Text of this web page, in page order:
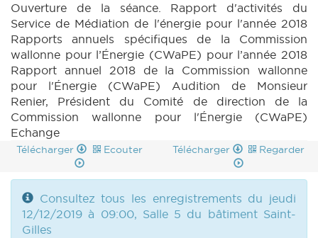
Ouverture de la séance. Rapport d'activités du
Service de Médiation de l'énergie pour l'année 2018
Rapports annuels spécifiques de la Commission
wallonne pour l’Énergie (CWaPE) pour l’année 2018
Rapport annuel 2018 de la Commission wallonne
pour l'Énergie (CWaPE) Audition de Monsieur
Renier, Président du Comité de direction de la
Commission wallonne pour l'Énergie (CWaPE)
Echange
Télécharger Ecouter Télécharger Regarder
Consultez tous les enregistrements du jeudi
12/12/2019 à 09:00, Salle 5 du bâtiment Saint-
Gilles